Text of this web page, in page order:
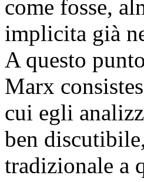
come fosse,
implicita già
A questo
Marx
cui egli
ben
tradizionale a